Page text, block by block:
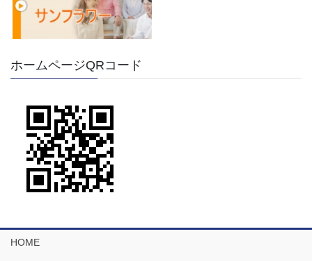
ホームページQRコード
HOME